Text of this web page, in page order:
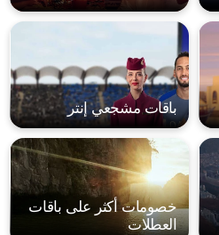
باقات مشجعي إنتر
خصومات أكثر على باقات
العطلات